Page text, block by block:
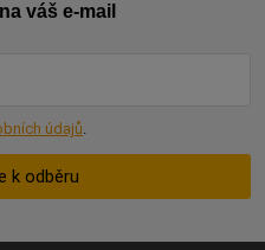
váš e-mail
údajů.
k odběru